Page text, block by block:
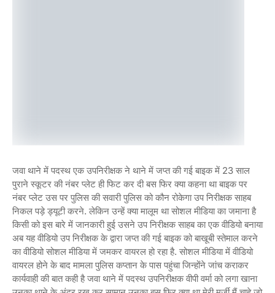
जवा थाने में पदस्थ एक उपनिरीक्षक ने थाने में जप्त की गई बाइक में 23 साल
पुराने स्कूटर की नंबर प्लेट ही फिट कर दी बस फिर क्या कहना था बाइक पर
नंबर प्लेट उस पर पुलिस की सवारी पुलिस को कौन रोकेगा उप निरीक्षक साहब
निकल पड़े ड्यूटी करने. लेकिन उन्हें क्या मालूम था सोशल मीडिया का जमाना है
किसी को इस बारे में जानकारी हुई उसने उप निरीक्षक साहब का एक वीडियो बनाया
अब यह वीडियो उप निरीक्षक के द्वारा जप्त की गई बाइक को बाखूबी स्तेमाल करने
का वीडियो सोशल मीडिया में जमकर वायरल हो रहा है. सोशल मीडिया में वीडियो
वायरल होने के बाद मामला पुलिस कप्तान के पास पहुंचा जिन्होंने जांच कराकर
कार्यवाही की बात कही है जवा थाने में पदस्थ उपनिरीक्षक वीपी वर्मा को लगा खाना